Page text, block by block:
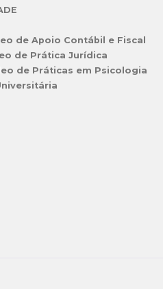
de Apoio Contábil e Fiscal
de Prática Jurídica
de Práticas em Psicologia